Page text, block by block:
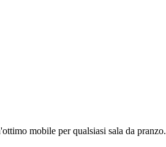
mobile per qualsiasi sala da pranzo.